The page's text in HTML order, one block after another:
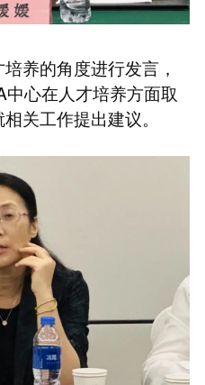
养的角度进行发言，
心在人才培养方面取
关工作提出建议。